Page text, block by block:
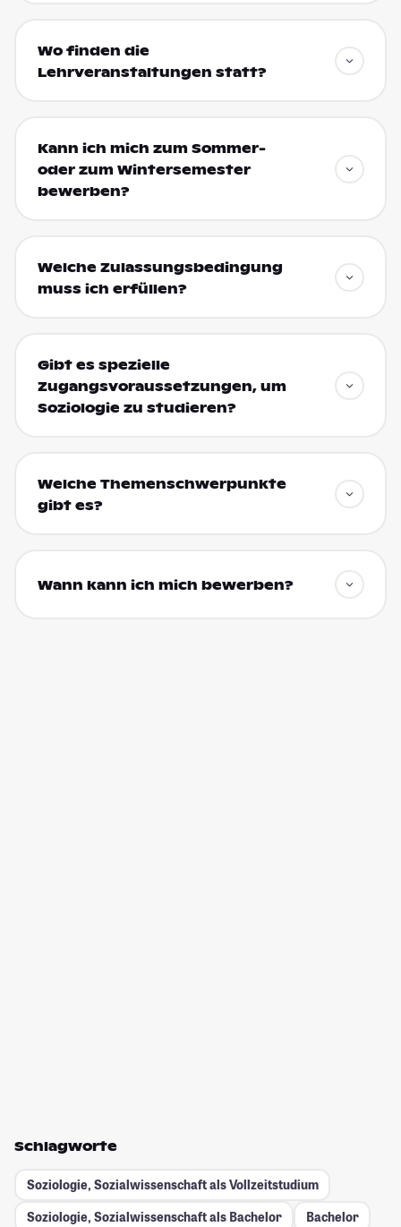
Wo finden die
Lehrveranstaltungen statt?
Kann ich mich zum Sommer-
oder zum Wintersemester
bewerben?
Welche Zulassungsbedingung
muss ich erfüllen?
Gibt es spezielle
Zugangsvoraussetzungen, um
Soziologie zu studieren?
Welche Themenschwerpunkte
gibt es?
Wann kann ich mich bewerben?
Schlagworte
Soziologie, Sozialwissenschaft als Vollzeitstudium
Soziologie, Sozialwissenschaft als Bachelor
Bachelor